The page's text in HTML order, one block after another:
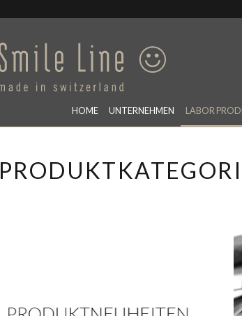
HOME UNTERNEHMEN LABOR